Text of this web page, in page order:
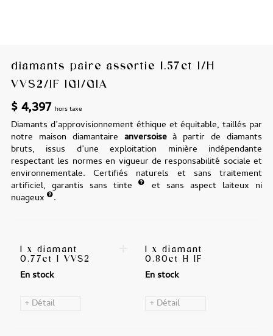
diamants paire assortie 1.57ct I/H
VVS2/IF IGI/GIA
$4,397 hors taxe
Diamants d’approvisionnement éthique et équitable, taillés par
notre maison diamantaire anversoiseà partir de diamants
bruts, issus d’une exploitation minière indépendante
respectant les normes en vigueur de responsabilité sociale et
environnementale. Certifiés naturels et sans traitement
artificiel, garantis sans tinte
et sans aspect laiteux ni
nuageux
.
1 x diamant
0.77ct I VVS2
En stock
+ Détail
1 x diamant
0.80ct H IF
En stock
+ Détail